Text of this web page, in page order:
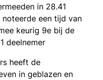
in 28.41
een tijd van
keurig 9e bij de
deelnemer
heeft de
in geblazen en